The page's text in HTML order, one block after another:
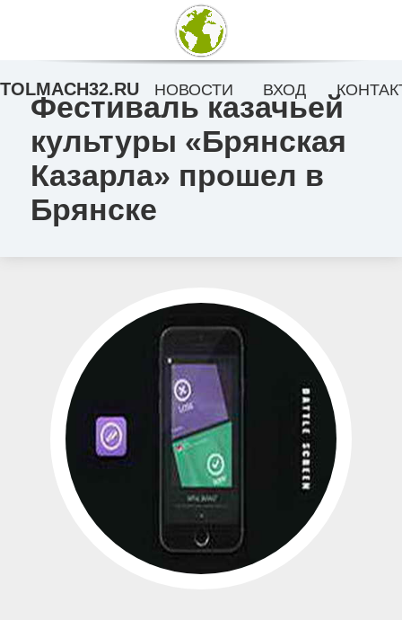
Фестиваль казачьей
культуры «Брянская
Казарла» прошел в
Брянске
TOLMACH32.RU НОВОСТИ ВХОД